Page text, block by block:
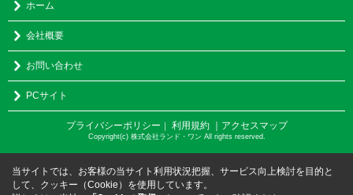
ホーム
会社概要
お問い合わせ
PCサイト
プライバシーポリシー 利用規約 ｜アクセスマップ
Copyright(c) 株式会社ランド・ワン All rights reserved.
当サイトでは、お客様の当サイト利用状況把握、サービス向上検討を目的と
して、クッキー（Cookie）を使用しています。